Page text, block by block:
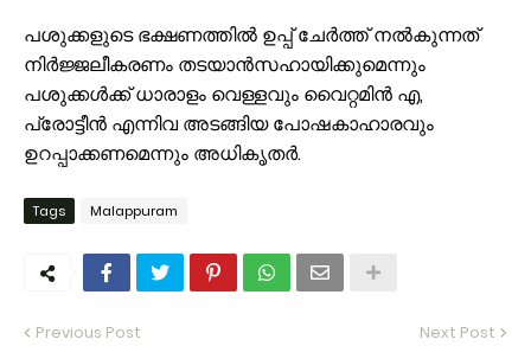
പശുക്കളുടെ ഭക്ഷണത്തിൽ ഉപ്പ് ചേർത്ത് നൽകുന്നത്
നിർജ്ജലീകരണം തടയാൻസഹായിക്കുമെന്നും
പശുക്കൾക്ക് ധാരാളം വെള്ളവും വൈറ്റമിൻ എ,
പ്രോട്ടീൻ എന്നിവ അടങ്ങിയ പോഷകാഹാരവും
ഉറപ്പാക്കണമെന്നും അധികൃതർ.
Tags Malappuram
Previous Post Next Post